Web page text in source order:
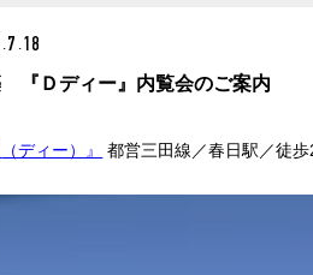
『Ｄディー』内覧会のご案内
（ディー）』 都営三田線／春日駅／徒歩